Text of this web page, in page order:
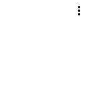
more_vert